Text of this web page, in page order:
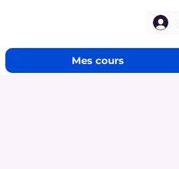
Mes cours